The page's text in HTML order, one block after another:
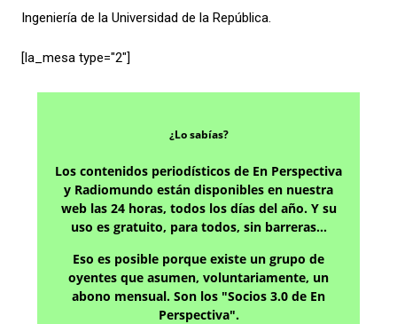
Ingeniería de la Universidad de la República.
[la_mesa type="2″]
¿Lo sabías?
Los contenidos periodísticos de En Perspectiva
y Radiomundo están disponibles en nuestra
web las 24 horas, todos los días del año. Y su
uso es gratuito, para todos, sin barreras…
Eso es posible porque existe un grupo de
oyentes que asumen, voluntariamente, un
abono mensual. Son los "Socios 3.0 de En
Perspectiva".